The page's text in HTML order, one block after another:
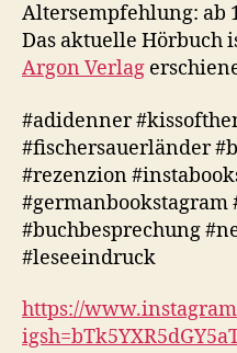
Altersempfehlung: ab
Das aktuelle Hörbuch
Argon Verlag
#adidenner
#fischersauerländer
#rezenzion
#germanbookstagram
#buchbesprechung
#leseeindruck
https://